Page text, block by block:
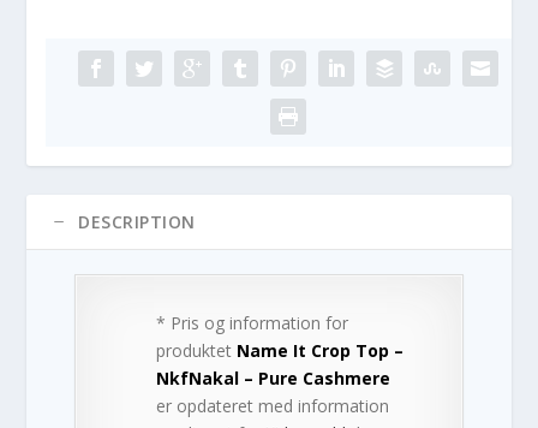
DESCRIPTION
* Pris og information for
produktet Name It Crop Top –
NkfNakal – Pure Cashmere
er opdateret med information